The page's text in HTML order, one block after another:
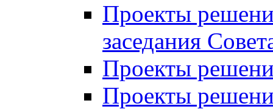
Проекты
заседания
Проекты
Проекты